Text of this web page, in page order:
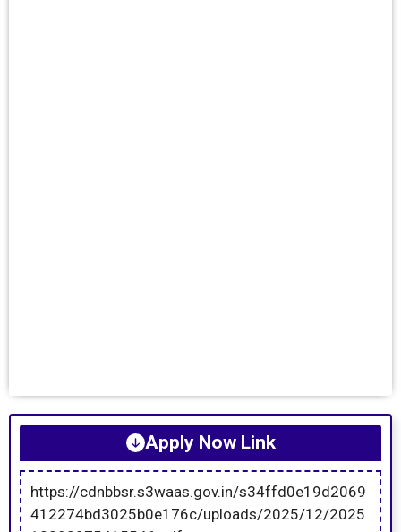
Apply Now Link
https://cdnbbsr.s3waas.gov.in/s34ffd0e19d2069
412274bd3025b0e176c/uploads/2025/12/2025